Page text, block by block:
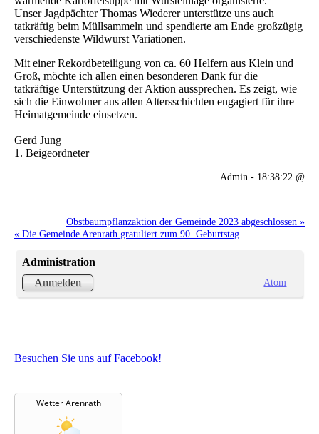
Unser Jagdpächter Thomas Wiederer unterstütze uns auch
tatkräftig beim Müllsammeln und spendierte am Ende großzügig
verschiedenste Wildwurst Variationen.
Mit einer Rekordbeteiligung von ca. 60 Helfern aus Klein und
Groß, möchte ich allen einen besonderen Dank für die
tatkräftige Unterstützung der Aktion aussprechen. Es zeigt, wie
sich die Einwohner aus allen Altersschichten engagiert für ihre
Heimatgemeinde einsetzen.
Gerd Jung
1. Beigeordneter
Admin - 18:38:22 @
Obstbaumpflanzaktion der Gemeinde 2023 abgeschlossen »
« Die Gemeinde Arenrath gratuliert zum 90. Geburtstag
Administration
Anmelden
Atom
Besuchen Sie uns auf Facebook!